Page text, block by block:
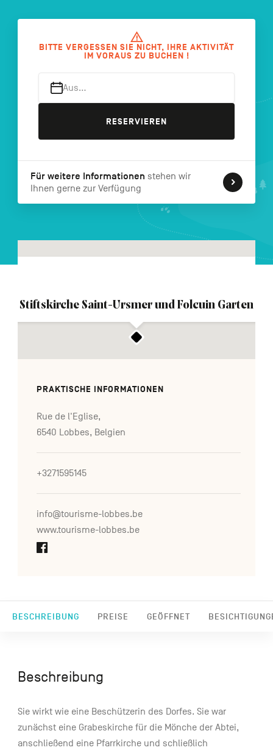
secondaire
BITTE VERGESSEN SIE NICHT, IHRE AKTIVITÄT
IM VORAUS ZU BUCHEN !
Aus…
RESERVIEREN
Für weitere Informationen stehen wir
Ihnen gerne zur Verfügung
BESCHREIBUNG PREISE GEÖFFNET
Stiftskirche Saint-Ursmer und Folcuin Garten
PRAKTISCHE INFORMATIONEN
Rue de l'Eglise,
6540 Lobbes, Belgien
+3271595145
info@tourisme-lobbes.be
www.tourisme-lobbes.be
Beschreibung
Sie wirkt wie eine Beschützerin des Dorfes. Sie war
zunächst eine Grabeskirche für die Mönche der Abtei,
anschließend eine Pfarrkirche und schließlich